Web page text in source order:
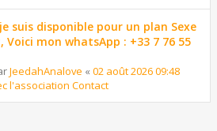
suis disponible pour un plan Sexe
mon whatsApp : +33 7 76 55
JeedahAnalove « 02 août 2026 09:48
l'association Contact